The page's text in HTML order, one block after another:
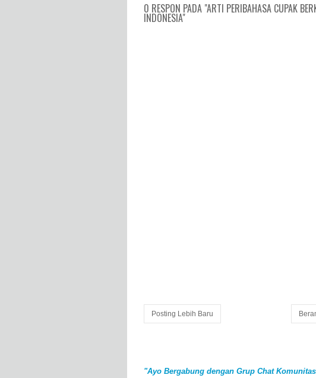
0 RESPON PADA "ARTI PERIBAHASA CUPAK
INDONESIA"
Posting Lebih Baru
"Ayo Bergabung dengan Grup Chat